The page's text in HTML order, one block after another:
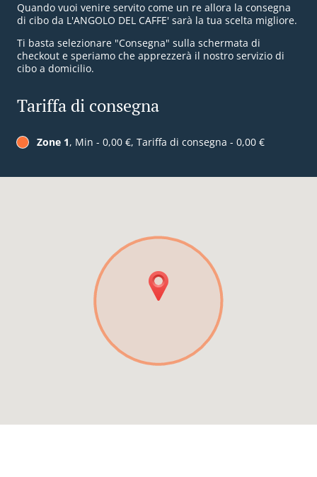
Quando vuoi venire servito come un re allora la consegna
di cibo da L'ANGOLO DEL CAFFE' sarà la tua scelta migliore.
Ti basta selezionare "Consegna" sulla schermata di
checkout e speriamo che apprezzerà il nostro servizio di
cibo a domicilio.
Tariffa di consegna
Zone 1, Min - 0,00 €, Tariffa di consegna - 0,00 €